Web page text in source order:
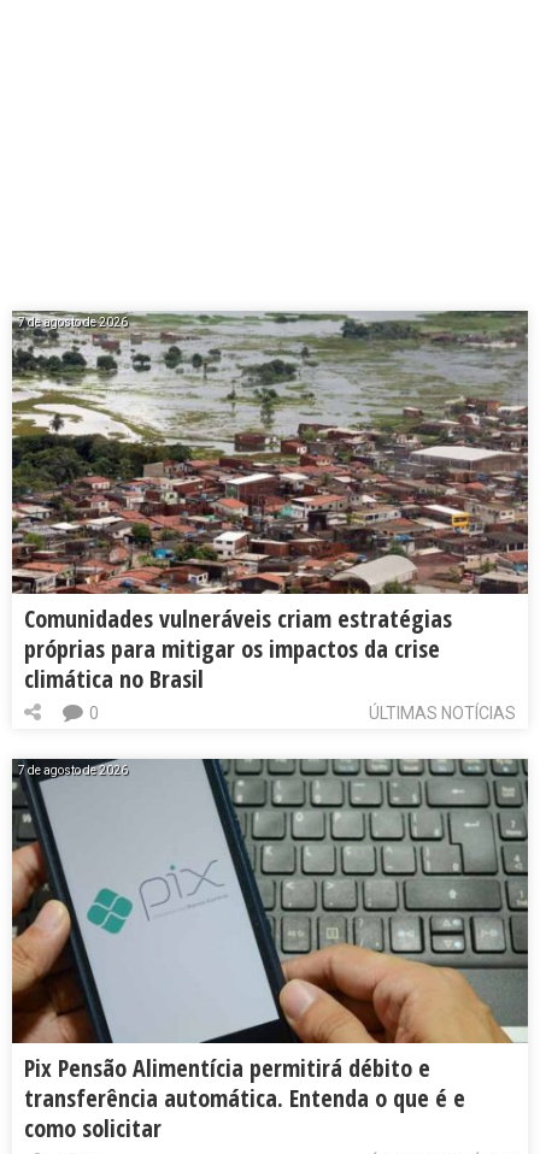
7 de agosto de 2026
Comunidades vulneráveis criam estratégias
próprias para mitigar os impactos da crise
climática no Brasil
ÚLTIMAS NOTÍCIAS
0
7 de agosto de 2026
Pix Pensão Alimentícia permitirá débito e
transferência automática. Entenda o que é e
como solicitar